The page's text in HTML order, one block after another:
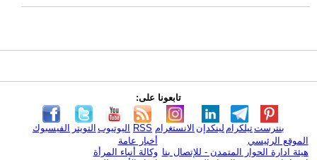
تابعونا على:
الفيسبوك التويتر اليوتيوب RSS الانستغرام لينكدإن تيلكرامبنترست
الموقع الرئيسي
هيئة ادارة الحوار المتمدن - للإتصال بنا
أخبار عامة
وكالة أنباء المرأة